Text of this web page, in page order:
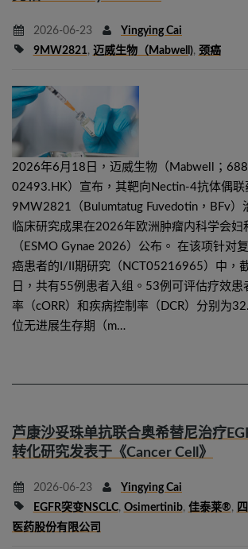
2026-06-23
Yingying Cai
9MW2821, 迈威生物（Mabwell), 颈癌
2026年6月18日，迈威生物（Mabwell；
02493.HK）宣布，其靶向Nectin-4抗体偶联
9MW2821（Bulumtatug Fuvedotin，BFv）
临床研究成果在2026年欧洲肿瘤内科学会妇
（ESMO Gynae 2026）公布。 在该项针对
癌患者的I/II期研究（NCT05216965）中，
日，共有55例患者入组。53例可评估疗效患
率（cORR）和疾病控制率（DCR）分别为
位无进展生存期（m…
芦康沙妥珠单抗联合奥希替尼治疗
转化研究发表于《Cancer Cell》
2026-06-23
Yingying Cai
EGFR突变NSCLC, Osimertinib, 佳泰莱®,
医药股份有限公司